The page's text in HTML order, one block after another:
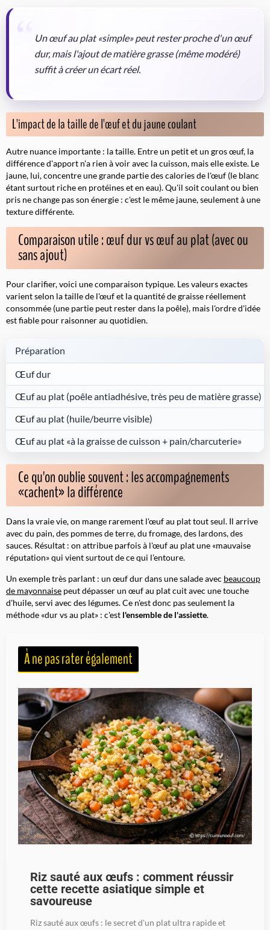
Un œuf au plat «simple» peut rester proche d'un œuf
dur, mais l'ajout de matière grasse (même modéré)
suffit à créer un écart réel.
L'impact de la taille de l'œuf et du jaune coulant
Autre nuance importante : la taille. Entre un petit et un gros œuf, la
différence d'apport n'a rien à voir avec la cuisson, mais elle existe. Le
jaune, lui, concentre une grande partie des calories de l'œuf (le blanc
étant surtout riche en protéines et en eau). Qu'il soit coulant ou bien
pris ne change pas son énergie : c'est le même jaune, seulement à une
texture différente.
Comparaison utile : œuf dur vs œuf au plat (avec ou
sans ajout)
Pour clarifier, voici une comparaison typique. Les valeurs exactes
varient selon la taille de l'œuf et la quantité de graisse réellement
consommée (une partie peut rester dans la poêle), mais l'ordre d'idée
est fiable pour raisonner au quotidien.
Préparation
Œuf dur
Œuf au plat (poêle antiadhésive, très peu de matière grasse)
Œuf au plat (huile/beurre visible)
Œuf au plat «à la graisse de cuisson + pain/charcuterie»
Ce qu'on oublie souvent : les accompagnements
«cachent» la différence
Dans la vraie vie, on mange rarement l'œuf au plat tout seul. Il arrive
avec du pain, des pommes de terre, du fromage, des lardons, des
sauces. Résultat : on attribue parfois à l'œuf au plat une «mauvaise
réputation» qui vient surtout de ce qui l'entoure.
Un exemple très parlant : un œuf dur dans une salade avec beaucoup
de mayonnaise peut dépasser un œuf au plat cuit avec une touche
d'huile, servi avec des légumes. Ce n'est donc pas seulement la
méthode «dur vs au plat» : c'est l'ensemble de l'assiette.
À ne pas rater également
Riz sauté aux œufs : comment réussir
cette recette asiatique simple et
savoureuse
Riz sauté aux œufs : le secret d'un plat ultra rapide et